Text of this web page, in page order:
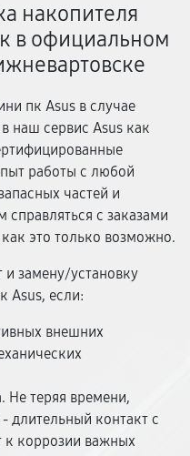
накопителя
в официальном
пк Asus в случае
наш сервис Asus как
работы с любой
частей и
с заказами
это только возможно.
замену/установку
Asus, если:
внешних
Не теряя времени,
длительный контакт с
к коррозии важных